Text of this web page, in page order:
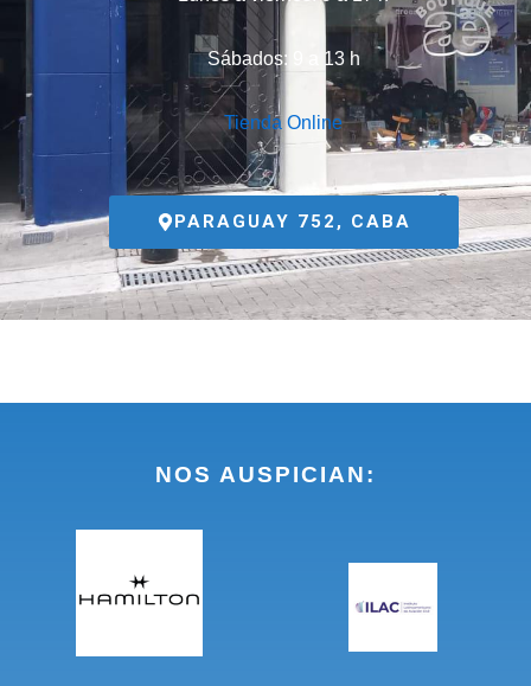
Sábados: 9 a 13 h
Tienda Online
PARAGUAY 752, CABA
NOS AUSPICIAN: